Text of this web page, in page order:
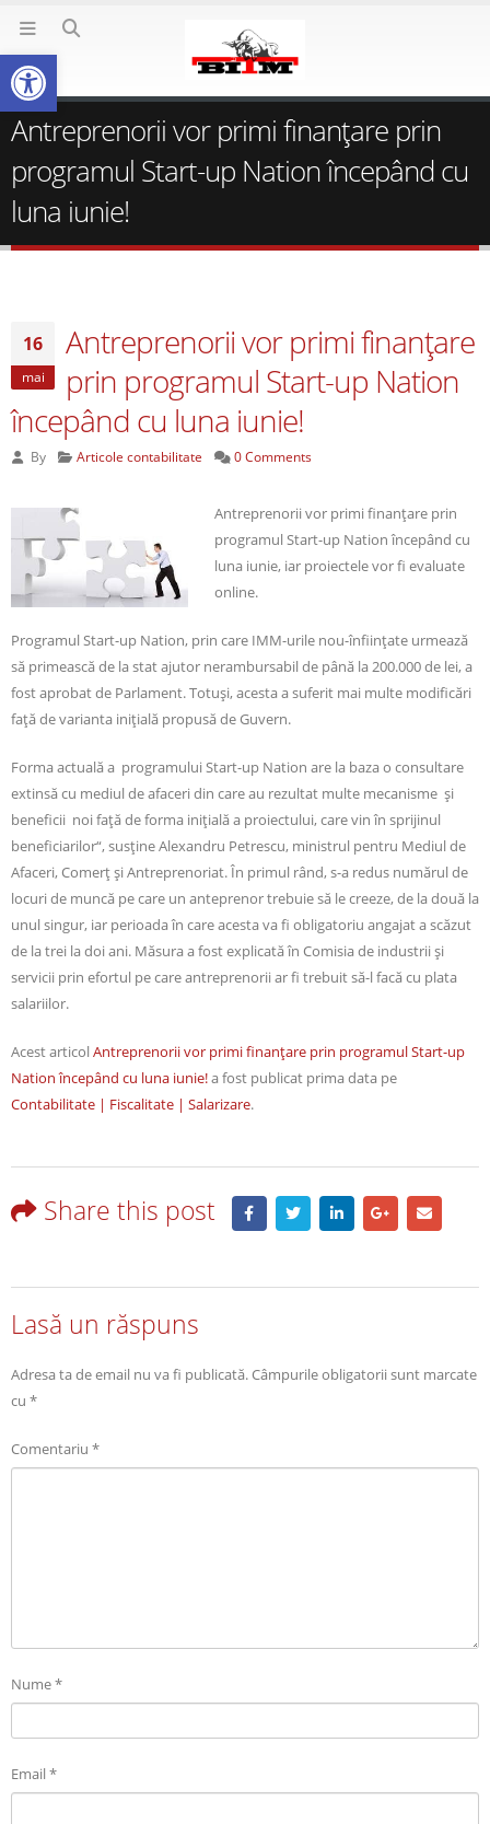
Antreprenorii vor primi finanţare prin
programul Start-up Nation începând cu
luna iunie!
16
mai
Antreprenorii vor primi finanţare
prin programul Start-up Nation
începând cu luna iunie!
By Articole contabilitate 0 Comments
Antreprenorii vor primi finanţare prin
programul Start-up Nation începând cu
luna iunie, iar proiectele vor fi evaluate
online.
Programul Start-up Nation, prin care IMM-urile nou-înfiinţate urmează
să primească de la stat ajutor nerambursabil de până la 200.000 de lei, a
fost aprobat de Parlament. Totuşi, acesta a suferit mai multe modificări
faţă de varianta iniţială propusă de Guvern.
Forma actuală a programului Start-up Nation are la baza o consultare
extinsă cu mediul de afaceri din care au rezultat multe mecanisme şi
beneficii noi faţă de forma iniţială a proiectului, care vin în sprijinul
beneficiarilor“, susţine Alexandru Petrescu, ministrul pentru Mediul de
Afaceri, Comerţ şi Antreprenoriat. În primul rând, s-a redus numărul de
locuri de muncă pe care un anteprenor trebuie să le creeze, de la două la
unul singur, iar perioada în care acesta va fi obligatoriu angajat a scăzut
de la trei la doi ani. Măsura a fost explicată în Comisia de industrii şi
servicii prin efortul pe care antreprenorii ar fi trebuit să-l facă cu plata
salariilor.
Acest articolAntreprenorii vor primi finanţare prin programul Start-up
Nation începând cu luna iunie!a fost publicat prima data pe
Contabilitate | Fiscalitate | Salarizare.
Share this post
Lasă un răspuns
Adresa ta de email nu va fi publicată.Câmpurile obligatorii sunt marcate
cu *
Comentariu *
Nume*
Email*
Deschide bara de unelte